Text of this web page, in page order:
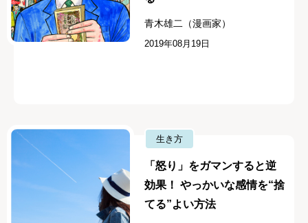
青木雄二（漫画家）
2019年08月19日
生き方
「怒り」をガマンすると逆
効果！ やっかいな感情を“捨
てる”よい方法